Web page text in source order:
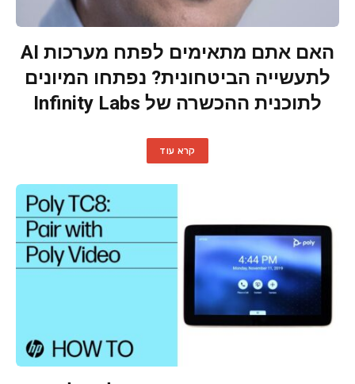
האם אתם מתאימים לפתח מערכות AI
לתעשייה הביטחונית? נפתחו המיונים
לתוכנית ההכשרה של Infinity Labs
קרא עוד